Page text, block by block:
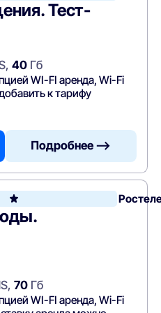
Тест-
40Гб
WI-FI аренда, Wi-Fi
к тарифу
Подробнее —>
70Гб
WI-FI аренда, Wi-Fi